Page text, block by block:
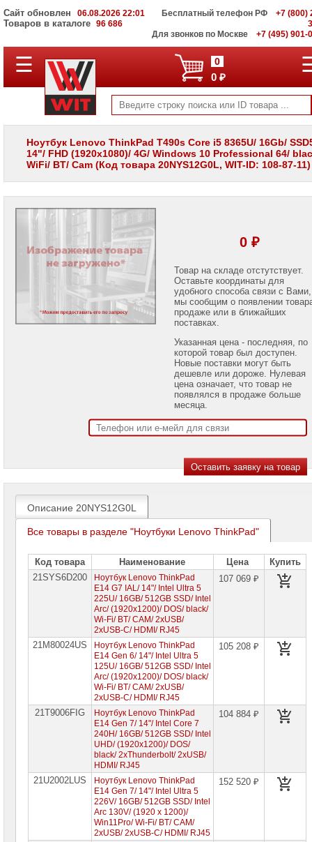
Сайт обновлен 06.08.2026 22:01
Товаров в каталоге 96 686
Бесплатный телефон РФ
+7 (800)
Для звонков по Москве
+7 (495) 901-
ПОЛНЫЙ
КАТАЛОГ
Корпоративные
серверы
WIT
Системы
хранения
данных
Мониторы
LCD
панели
проекторов
Hiper
Ноутбуки
MSI
Ноутбуки
Ноутбуки
Asus
Ноутбуки
HP
Ноутбуки
Lenovo
☰ 0
0 ₽
Ноутбук Lenovo ThinkPad T490s Core i5 8365U/ 16Gb/
14"/ FHD (1920x1080)/ 4G/ Windows 10 Professional 64/
WiFi/ BT/ Cam (Код товара 20NYS12G0L, WIT-ID: 108-87-11)
0 ₽
Товар на складе отстутствует.
Оставьте координаты для
удобного способа связи с Вами,
мы сообщим о появлении
продаже или в ближайших
поставках.
Указанная цена - последняя, по
которой товар был доступен.
Новые поставки могут быть
дешевле или дороже. Нулевая
цена означает, что товар не
появлялся в продаже больше
месяца.
Описание 20NYS12G0L
Все товары в разделе "Ноутбуки Lenovo ThinkPad"
Код товара Наименование Цена
Купить
21SYS6D200
Ноутбук Lenovo ThinkPad
E14 G7 IAL/ 14"/ Intel Ultra 5
225U/ 16GB/ 512GB SSD/ Intel
Arc/ (1920х1200)/ DOS/ black/
Wi-Fi/ BT/ CAM/ 2xUSB/
2xUSB-C/ HDMI/ RJ45
107 069 ₽
21M80024US
Ноутбук Lenovo ThinkPad
E14 Gen 6/ 14"/ Intel Ultra 5
125U/ 16GB/ 512GB SSD/ Intel
Arc/ (1920x1200)/ DOS/ black/
Wi-Fi/ BT/ CAM/ 2xUSB/
2xUSB-C/ HDMI/ RJ45
105 208 ₽
21T9006FIG
Ноутбук Lenovo ThinkPad
E14 Gen 7/ 14"/ Intel Core 7
240H/ 16GB/ 512GB SSD/ Intel
UHD/ (1920x1200)/ DOS/
black/ 2xThunderbolt/ 2xUSB/
HDMI/ RJ45
104 884 ₽
21U2002LUS
Ноутбук Lenovo ThinkPad
E14 Gen 7/ 14"/ Intel Ultra 5
226V/ 16GB/ 512GB SSD/ Intel
Arc 130V/ (1920 x 1200)/
Win11Pro/ Wi-Fi/ BT/ CAM/
2xUSB/ 2xUSB-C/ HDMI/ RJ45
152 520 ₽